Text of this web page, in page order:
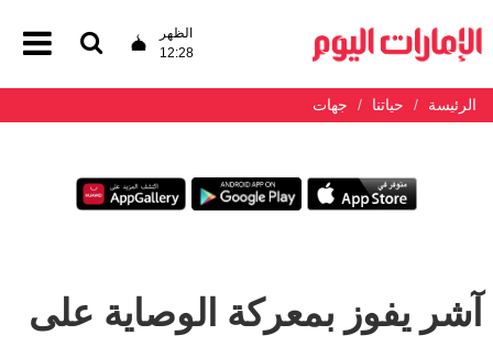
الظهر
12:28
الرئيسة حياتنا جهات
آشر يفوز بمعركة الوصاية على